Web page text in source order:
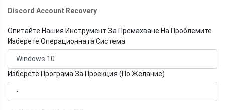
Discord Account Recovery
Опитайте Нашия Инструмент За Премахване На Проблемите
Изберете Операционната Система
Изберете Програма За Проекция (По Желание)